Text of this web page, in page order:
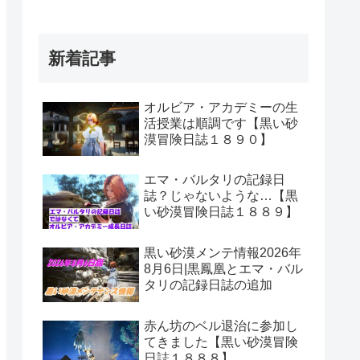
新着記事
オルビア・アカデミーの生
活授業は順調です【黒い砂
漠冒険日誌１８９０】
エマ・バルタリの記録日
誌？じゃないような…【黒
い砂漠冒険日誌１８８９】
黒い砂漠メンテ情報2026年
8月6日|黒鳳凰とエマ・バル
タリの記録日誌の追加
赤ん坊のベル退治に参加し
てきました【黒い砂漠冒険